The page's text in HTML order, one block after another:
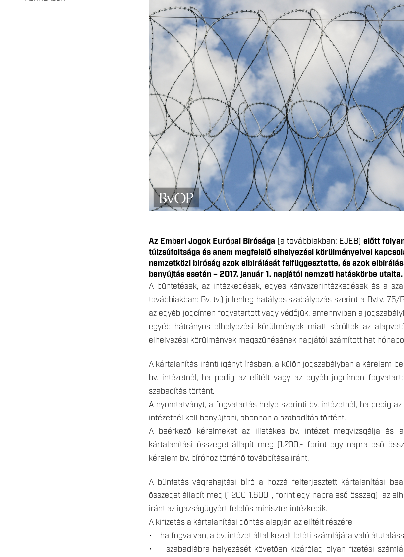
Az Emberi Jogok Európai Bírósága (a továbbiakban: EJEB) előtt
túlzsúfoltsága és anem megfelelő elhelyezési körülményeivel
nemzetközi bíróság azok elbírálását felfüggesztette, és azok
benyújtás esetén – 2017. január 1. napjától nemzeti hatáskörbe utalta.
A büntetések, az intézkedések, egyes kényszerintézkedések és a
továbbiakban: Bv. tv.) jelenleg hatályos szabályozás szerint a Bv.tv.
az egyéb jogcímen fogvatartott vagy védőjük, amennyiben a
egyéb hátrányos elhelyezési körülmények miatt sérültek az
elhelyezési körülmények megszűnésének napjától számított hat
A kártalanítás iránti igényt írásban, a külön jogszabályban a kérelem
bv. intézetnél, ha pedig az elítélt vagy az egyéb jogcímen
szabadítás történt.
A nyomtatványt, a fogvatartás helye szerinti bv. intézetnél, ha pedig
intézetnél kell benyújtani, ahonnan a szabadítás történt.
A beérkező kérelmeket az illetékes bv. intézet megvizsgálja és
kártalanítási összeget állapít meg (1.200,- forint egy napra eső
kérelem bv. bíróhoz történő továbbítása iránt.
A büntetés-végrehajtási bíró a hozzá felterjesztett kártalanítási
összeget állapít meg (1.200-1.600-, forint egy napra eső összeg) az
iránt az igazságügyért felelős miniszter intézkedik.
A kifizetés a kártalanítási döntés alapján az elítélt részére
• ha fogva van, a bv. intézet által kezelt letéti számlájára való
• szabadlábra helyezését követően kizárólag olyan fizetési